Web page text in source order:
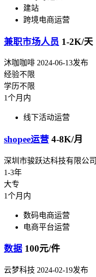
建站
跨境电商运营
兼职市场人员 1-2K/天
沐咖咖啡 2024-06-13发布
经验不限
学历不限
1个月内
线下活动运营
shopee运营 4-8K/月
深圳市骏跃达科技有限公司
1-3年
大专
1个月内
数码电商运营
电商平台运营
数据 100元/件
云梦科技 2024-02-19发布